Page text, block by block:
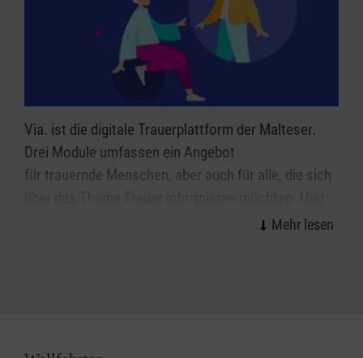
Via. ist die digitale Trauerplattform der Malteser.
Drei Module umfassen ein Angebot
für trauernde Menschen, aber auch für alle, die sich
können Erinnerungen lebendig gestaltet, der Trauer